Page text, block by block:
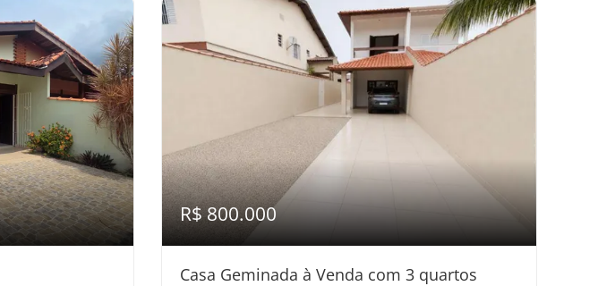
R$ 800.000
Casa Geminada à Venda com 3 quartos